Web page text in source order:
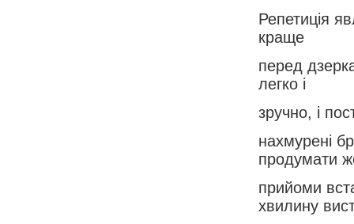
Репетиція
краще
перед
легко і
зручно, і
нахмурені
продумати
прийоми
хвилину